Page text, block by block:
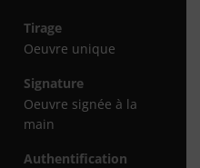
Tirage
Oeuvre unique
Signature
Oeuvre signée à la
main
Authentification